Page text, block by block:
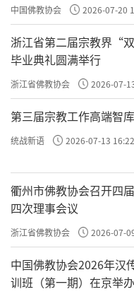
中国佛教协会 2026-07-20
浙江省第二届宗教界“
毕业典礼圆满举行
浙江省佛教协会 2026-07-
第三届宗教工作高端智
统战新语 2026-07-13
衢州市佛教协会召开四
四次理事会议
浙江省佛教协会 2026-07-
中国佛教协会2026年汉
训班（第一期）在京举办